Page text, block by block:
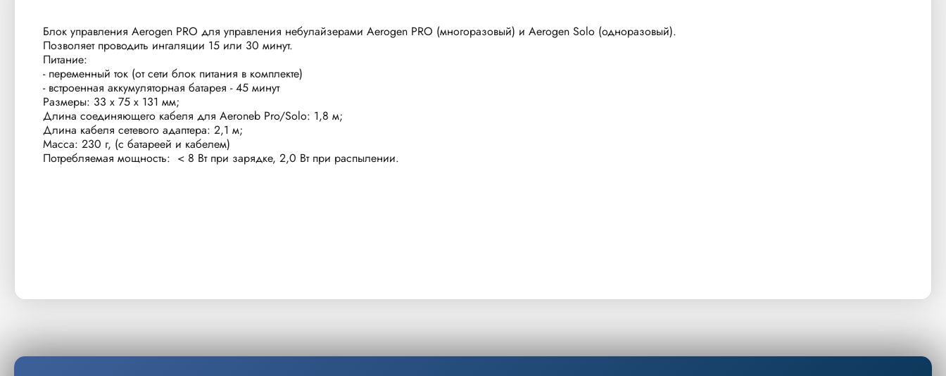
Блок управления Aerogen PRO для управления небулайзерами Aerogen PRO (многоразовый) и Aerogen Solo (одноразовый).
Позволяет проводить ингаляции 15 или 30 минут.
Питание:
- переменный ток (от сети блок питания в комплекте)
- встроенная аккумуляторная батарея - 45 минут
Размеры: 33 x 75 x 131 мм;
Длина соединяющего кабеля для Aeroneb Pro/Solo: 1,8 м;
Длина кабеля сетевого адаптера: 2,1 м;
Масса: 230 г, (с батареей и кабелем)
Потребляемая мощность: < 8 Вт при зарядке, 2,0 Вт при распылении.